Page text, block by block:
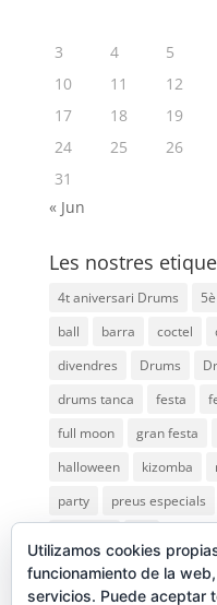
3
4 5
10
11 12
17
18 19
24
25 26
31
« Jun
Les nostres
4t aniversari Drums
ball
barra coctel
divendres
Drums
drums tanca
festa
full moon
gran festa
halloween
kizomba
party
preus especials
Utilizamos cookies
funcionamiento de la
servicios. Puede aceptar